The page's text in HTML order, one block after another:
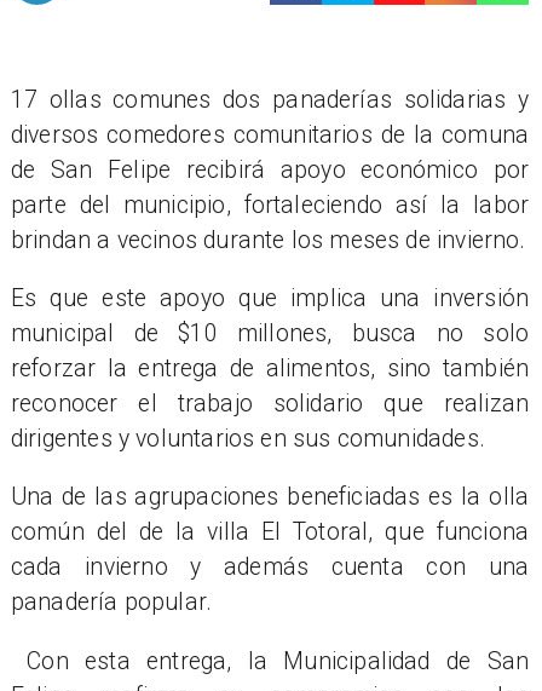
17 ollas comunes dos panaderías solidarias y
diversos comedores comunitarios de la comuna
de San Felipe recibirá apoyo económico por
parte del municipio, fortaleciendo así la labor
brindan a vecinos durante los meses de invierno.
Es que este apoyo que implica una inversión
municipal de $10 millones, busca no solo
reforzar la entrega de alimentos, sino también
reconocer el trabajo solidario que realizan
dirigentes y voluntarios en sus comunidades.
Una de las agrupaciones beneficiadas es la olla
común del de la villa El Totoral, que funciona
cada invierno y además cuenta con una
panadería popular.
Con esta entrega, la Municipalidad de San